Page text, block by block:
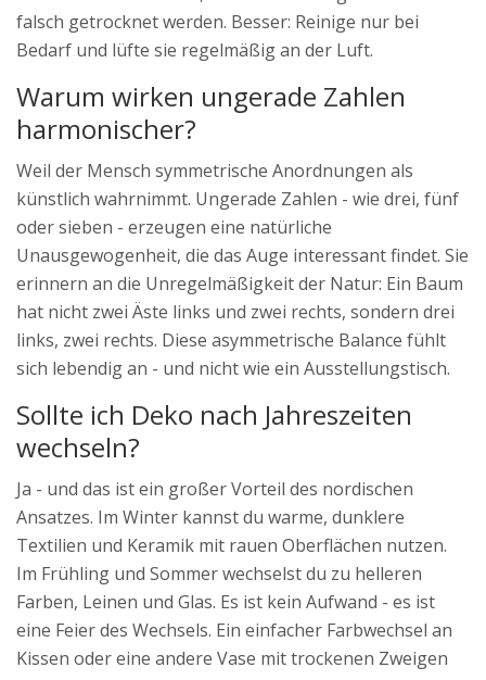
falsch getrocknet werden. Besser: Reinige nur bei
Bedarf und lüfte sie regelmäßig an der Luft.
Warum wirken ungerade Zahlen
harmonischer?
Weil der Mensch symmetrische Anordnungen als
künstlich wahrnimmt. Ungerade Zahlen - wie drei, fünf
oder sieben - erzeugen eine natürliche
Unausgewogenheit, die das Auge interessant findet. Sie
erinnern an die Unregelmäßigkeit der Natur: Ein Baum
hat nicht zwei Äste links und zwei rechts, sondern drei
links, zwei rechts. Diese asymmetrische Balance fühlt
sich lebendig an - und nicht wie ein Ausstellungstisch.
Sollte ich Deko nach Jahreszeiten
wechseln?
Ja - und das ist ein großer Vorteil des nordischen
Ansatzes. Im Winter kannst du warme, dunklere
Textilien und Keramik mit rauen Oberflächen nutzen.
Im Frühling und Sommer wechselst du zu helleren
Farben, Leinen und Glas. Es ist kein Aufwand - es ist
eine Feier des Wechsels. Ein einfacher Farbwechsel an
Kissen oder eine andere Vase mit trockenen Zweigen